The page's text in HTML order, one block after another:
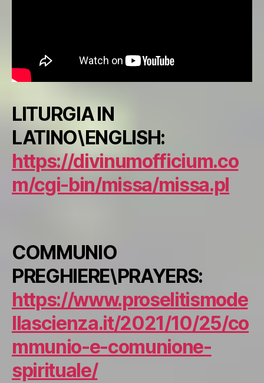
LITURGIA IN
LATINO\ENGLISH:
https://divinumofficium.co
m/cgi-bin/missa/missa.pl
COMMUNIO
PREGHIERE\PRAYERS:
https://www.proselitismode
llascienza.it/2021/10/25/co
mmunio-e-comunione-
spirituale/